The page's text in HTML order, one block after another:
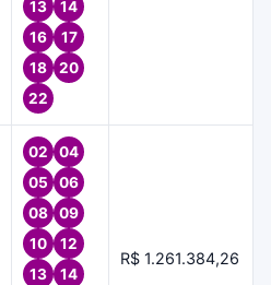
13
14
16
17
18
20
22
02
04
05
06
08
09
10
12
13
14
R$ 1.261.384,26